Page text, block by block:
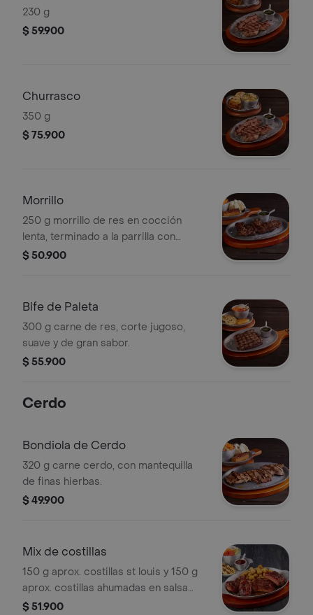
230 g
$ 59.900
Churrasco
350 g
$ 75.900
Morrillo
250 g morrillo de res en cocción
lenta, terminado a la parrilla con
chimichurri.
$ 50.900
Bife de Paleta
300 g carne de res, corte jugoso,
suave y de gran sabor.
$ 55.900
Cerdo
Bondiola de Cerdo
320 g carne cerdo, con mantequilla
de finas hierbas.
$ 49.900
Mix de costillas
150 g aprox. costillas st louis y 150 g
aprox. costillas ahumadas en salsa
BBQ, papas criollas y 2
$ 51.900